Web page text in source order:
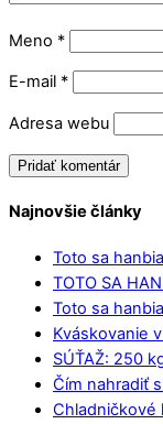
Meno *
E-mail *
Adresa webu
Najnovšie články
Toto sa
TOTO SA
Toto sa
Kváskovanie
SÚŤAŽ: 250
Čím nahradiť
Chladničkové